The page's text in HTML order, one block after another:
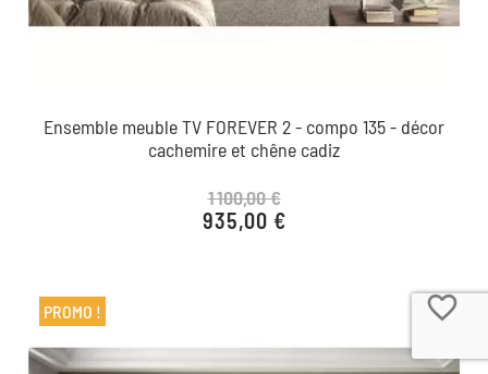
Ensemble meuble TV FOREVER 2 - compo 135 - décor
cachemire et chêne cadiz
Prix de base
1 100,00 €
Prix
935,00 €
favorite_border
PROMO !